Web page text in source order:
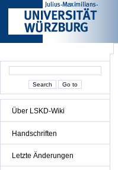
Über LSKD-Wiki
Handschriften
Letzte Änderungen